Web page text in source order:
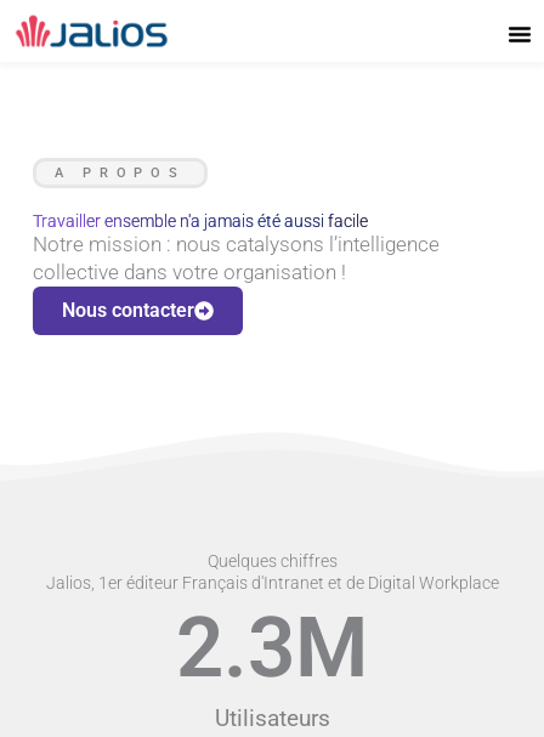
Aller
au
A PROPOS
Travailler ensemble n'a jamais été aussi facile
Notre mission : nous catalysons l’intelligence
collective dans votre organisation !
Nous contacter
Quelques chiffres
Jalios, 1er éditeur Français d'Intranet et de Digital Workplace
Utilisateurs
2.3M